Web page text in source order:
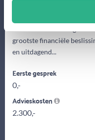
Het adviseren en
grootste financiële
en uitdagend...
Eerste gesprek
0,-
Advieskosten
2.300,-